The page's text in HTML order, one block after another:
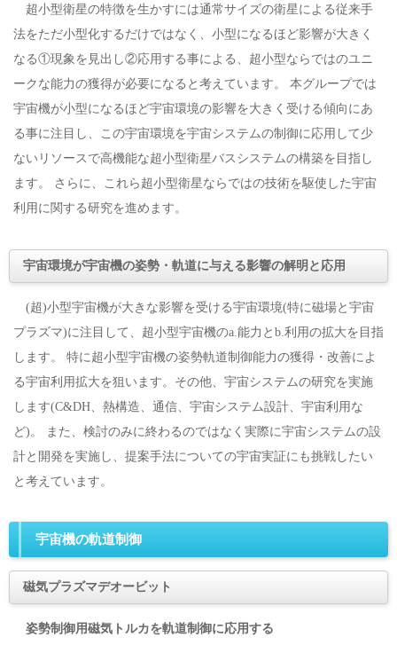
超小型衛星の特徴を生かすには通常サイズの衛星による従来手
法をただ小型化するだけではなく、小型になるほど影響が大きく
なる①現象を見出し②応用する事による、超小型ならではのユニ
ークな能力の獲得が必要になると考えています。 本グループでは
宇宙機が小型になるほど宇宙環境の影響を大きく受ける傾向にあ
る事に注目し、この宇宙環境を宇宙システムの制御に応用して少
ないリソースで高機能な超小型衛星バスシステムの構築を目指し
ます。 さらに、これら超小型衛星ならではの技術を駆使した宇宙
利用に関する研究を進めます。
宇宙環境が宇宙機の姿勢・軌道に与える影響の解明と応用
(超)小型宇宙機が大きな影響を受ける宇宙環境(特に磁場と宇宙
プラズマ)に注目して、超小型宇宙機のa.能力とb.利用の拡大を目指
します。 特に超小型宇宙機の姿勢軌道制御能力の獲得・改善によ
る宇宙利用拡大を狙います。その他、宇宙システムの研究を実施
します(C&DH、熱構造、通信、宇宙システム設計、宇宙利用な
ど)。 また、検討のみに終わるのではなく実際に宇宙システムの設
計と開発を実施し、提案手法についての宇宙実証にも挑戦したい
と考えています。
宇宙機の軌道制御
磁気プラズマデオービット
姿勢制御用磁気トルカを軌道制御に応用する